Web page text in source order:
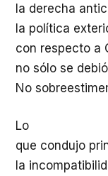
la derecha
la política
con respecto a
no sólo se debió
No
Lo
que condujo
la